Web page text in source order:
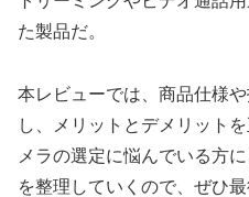
た製品だ。
本レビューでは、商品仕様
し、メリットとデメリット
メラの選定に悩んでいる方
を整理していくので、ぜひ